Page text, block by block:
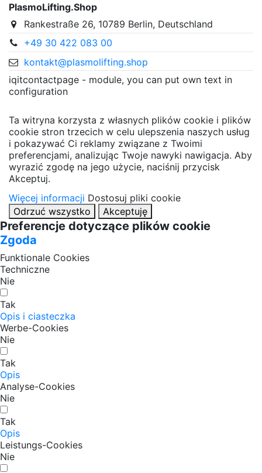
PlasmoLifting.Shop
Rankestraße 26, 10789 Berlin, Deutschland
+49 30 422 083 00
kontakt@plasmolifting.shop
iqitcontactpage - module, you can put own text in
configuration
Ta witryna korzysta z własnych plików cookie i plików
cookie stron trzecich w celu ulepszenia naszych usług
i pokazywać Ci reklamy związane z Twoimi
preferencjami, analizując Twoje nawyki nawigacja. Aby
wyrazić zgodę na jego użycie, naciśnij przycisk
Akceptuj.
Więcej informacji Dostosuj pliki cookie
Odrzuć wszystko
Akceptuję
Preferencje dotyczące plików cookie
Zgoda
Funktionale Cookies
Techniczne
Nie
Tak
Opis i ciasteczka
Werbe-Cookies
Nie
Tak
Opis
Analyse-Cookies
Nie
Tak
Opis
Leistungs-Cookies
Nie